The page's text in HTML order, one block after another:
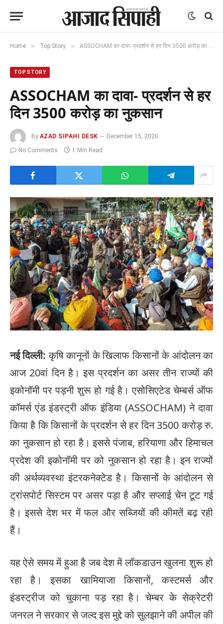
Home » Top Story » ASSOCHAM का दावा- प्रदर्शन से हर दिन 3500 करोड़ का नुकसान
TOP STORY
ASSOCHAM का दावा- प्रदर्शन से हर
दिन 3500 करोड़ का नुकसान
By AZAD SIPAHI DESK
December 15, 2020
No Comments
1 Min Read
नई दिल्ली: कृषि कानूनों के खिलाफ किसानों के आंदोलन का
आज 20वां दिन है। इस प्रदर्शन का असर तीन राज्यों की
इकोनॉमी पर पड़नी शुरू हो गई है। एसोसिएटेड चेम्बर्स ऑफ
कॉमर्स एंड इंडस्ट्री ऑफ इंडिया (ASSOCHAM) ने दावा
किया है कि किसानों के प्रदर्शन से हर दिन 3500 करोड़ रु.
का नुकसान हो रहा है। इससे पंजाब, हरियाणा और हिमाचल
प्रदेश की इकोनॉमी पर को नुकसान हो रहा है। इन राज्यों
की अर्थव्यवस्था इंटरकनेक्टेड है। किसानों के आंदोलन से
ट्रांसपोर्ट सिस्टम पर असर पड़ा है और सप्लाई चेन टूट गई
है। इससे देश भर में फल और सब्जियों की कीमतें बढ़ रही
हैं।
यह ऐसे समय में हुआ है जब देश में लॉकडाउन खुलना शुरू हो
रहा है। इसका खामियाजा किसानों, कस्टमर्स और
इंडस्ट्रीज को चुकाना पड़ रहा है। चेम्बर के सेक्रेटरी
जनरल ने सरकार से जल्द इस मुद्दे को सुलझाने की अपील की